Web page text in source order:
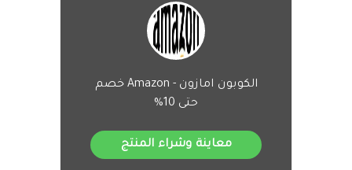
الكوبون امازون - Amazon خصم
حتى 10%
معاينة وشراء المنتج